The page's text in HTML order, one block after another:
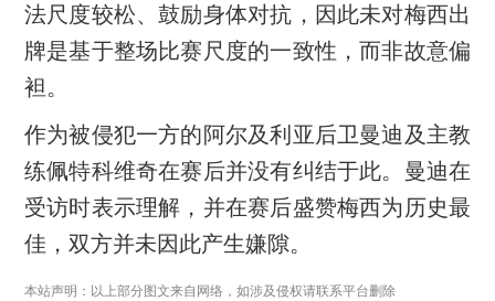
法尺度较松、鼓励身体对抗，因此未对梅西出
牌是基于整场比赛尺度的一致性，而非故意偏
袒。
作为被侵犯一方的阿尔及利亚后卫曼迪及主教
练佩特科维奇在赛后并没有纠结于此。曼迪在
受访时表示理解，并在赛后盛赞梅西为历史最
佳，双方并未因此产生嫌隙。
本站声明：以上部分图文来自网络，如涉及侵权请联系平台删除